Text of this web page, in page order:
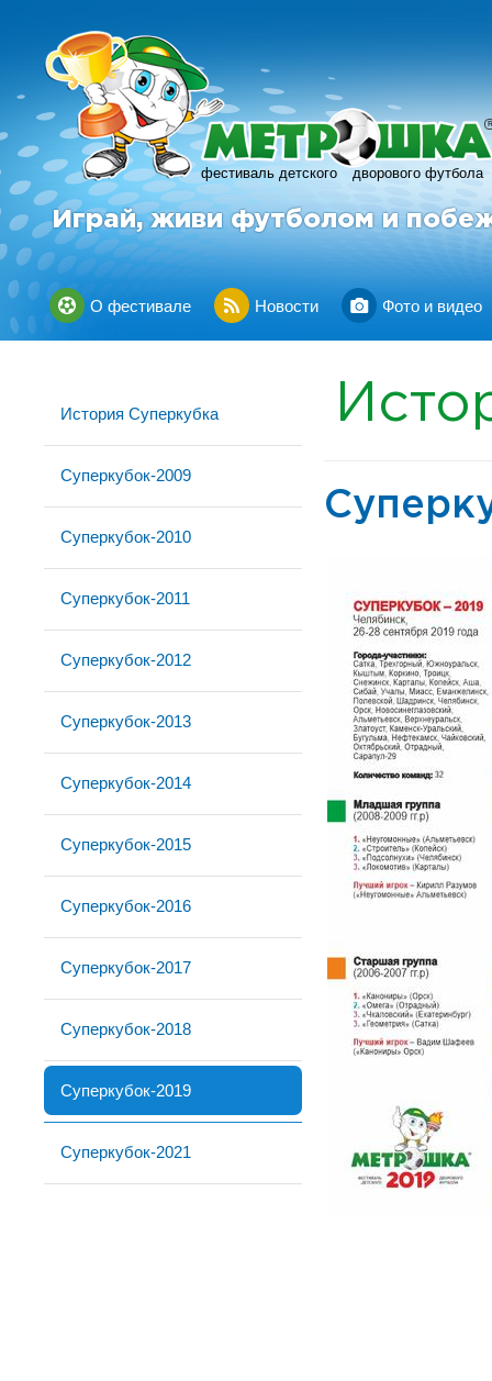
фестиваль детского дворового футбола
R
Играй, живи футболом и
О фестивале Новости Фото и видео
История Суперкубка
Суперкубок-2009
Суперкубок-2010
Суперкубок-2011
Суперкубок-2012
Суперкубок-2013
Суперкубок-2014
Суперкубок-2015
Суперкубок-2016
Суперкубок-2017
Суперкубок-2018
Суперкубок-2019
Суперкубок-2021